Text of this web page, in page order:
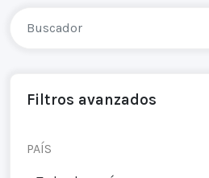
Filtros avanzados
PAÍS